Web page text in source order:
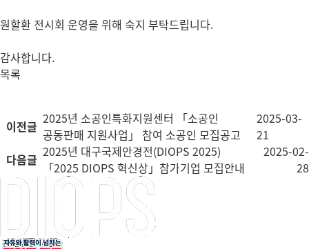
원할환 전시회 운영을 위해 숙지 부탁드립니다.
감사합니다.
목록
이전글 2025년 소공인특화지원센터 「소공인
공동판매 지원사업」 참여 소공인 모집공고
2025-03-
21
다음글 2025년 대구국제안경전(DIOPS 2025)
「2025 DIOPS 혁신상」참가기업 모집안내
2025-02-
28